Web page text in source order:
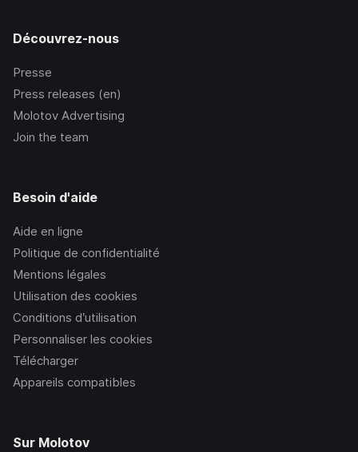
Découvrez-nous
Presse
Press releases (en)
Molotov Advertising
Join the team
Besoin d'aide
Aide en ligne
Politique de confidentialité
Mentions légales
Utilisation des cookies
Conditions d’utilisation
Personnaliser les cookies
Télécharger
Appareils compatibles
Sur Molotov